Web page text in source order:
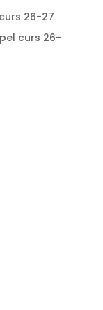
26-27
pel curs 26-